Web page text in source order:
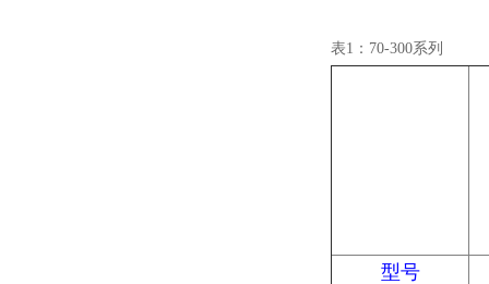
表1：70-300系列
型号